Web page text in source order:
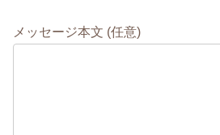
メッセージ本文 (任意)